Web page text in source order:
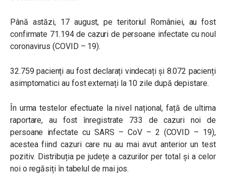
Până astăzi, 17 august, pe teritoriul României, au fost
confirmate 71.194 de cazuri de persoane infectate cu noul
coronavirus (COVID – 19).
32.759 pacienți au fost declarați vindecați și 8.072 pacienți
asimptomatici au fost externați la 10 zile după depistare.
În urma testelor efectuate la nivel național, față de ultima
raportare, au fost înregistrate 733 de cazuri noi de
persoane infectate cu SARS – CoV – 2 (COVID – 19),
acestea fiind cazuri care nu au mai avut anterior un test
pozitiv. Distribuția pe județe a cazurilor per total și a celor
noi o regăsiți în tabelul de mai jos.